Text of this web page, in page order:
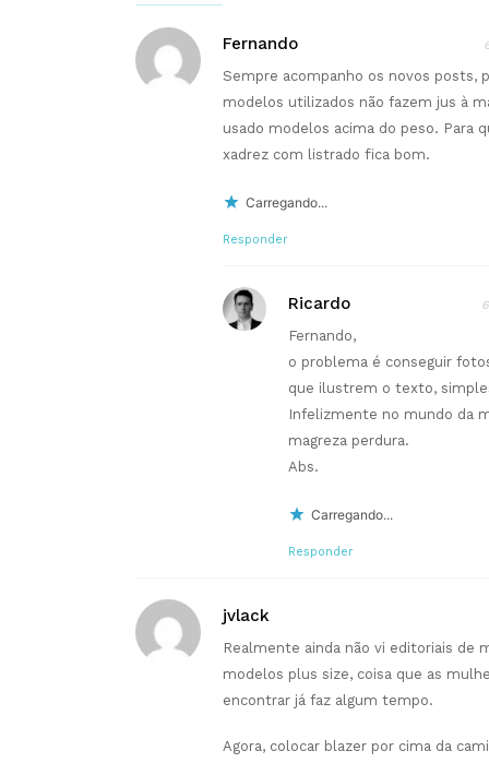
Fernando
Sempre acompanho os novos posts,
modelos utilizados não fazem jus à
usado modelos acima do peso. Para
xadrez com listrado fica bom.
Carregando...
Responder
Ricardo
Fernando,
o problema é conseguir
que ilustrem o texto,
Infelizmente no mundo da
magreza perdura.
Abs.
Carregando...
Responder
jvlack
Realmente ainda não vi editoriais de
modelos plus size, coisa que as
encontrar já faz algum tempo.
Agora, colocar blazer por cima da